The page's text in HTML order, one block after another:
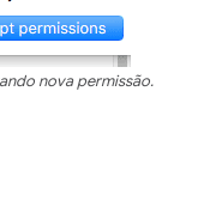
nova permissão.